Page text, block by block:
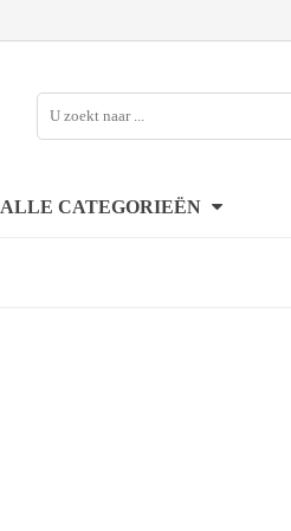
ALLE CATEGORIEËN